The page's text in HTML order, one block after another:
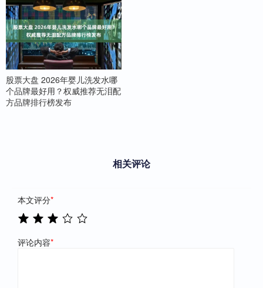
股票大盘 2026年婴儿洗发水哪
个品牌最好用？权威推荐无泪配
方品牌排行榜发布
相关评论
本文评分*
评论内容*